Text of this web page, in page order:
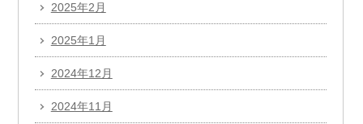
2025年2月
2025年1月
2024年12月
2024年11月